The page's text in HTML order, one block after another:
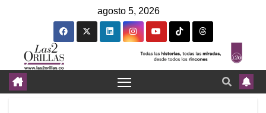
agosto 5, 2026